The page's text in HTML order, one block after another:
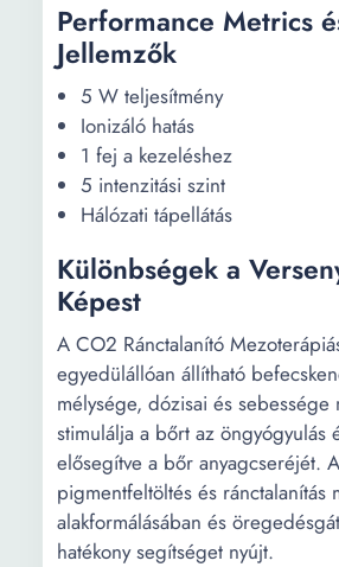
Performance Metrics
Jellemzők
5 W teljesítmény
Ionizáló hatás
1 fej a kezeléshez
5 intenzitási szint
Hálózati tápellátás
Különbségek a
Képest
A CO2 Ránctalanító
egyedülállóan állítható
mélysége, dózisai és sebessége
stimulálja a bőrt az öngyógyulás
elősegítve a bőr anyagcseréjét. A
pigmentfeltöltés és ránctalanítás
alakformálásában és
hatékony segítséget nyújt.